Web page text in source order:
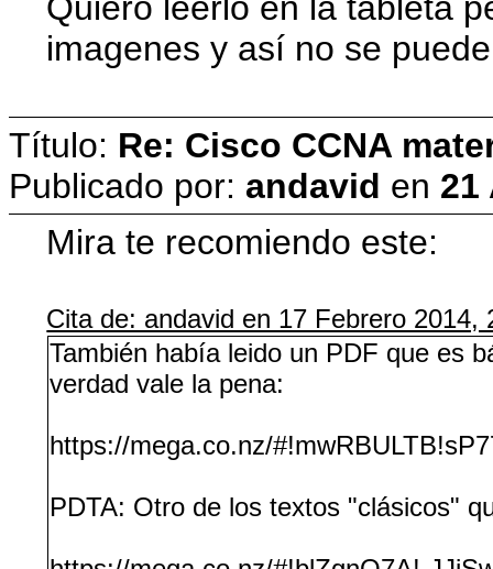
imagenes y así no se
Título: Re: Cisco CCNA
Publicado por: andavid en 21
Mira te recomiendo este:
Cita de: andavid en 17 Febrero 2014,
También había leido un PDF que es
verdad vale la pena:
https://mega.co.nz/
PDTA: Otro de los textos "clásicos"